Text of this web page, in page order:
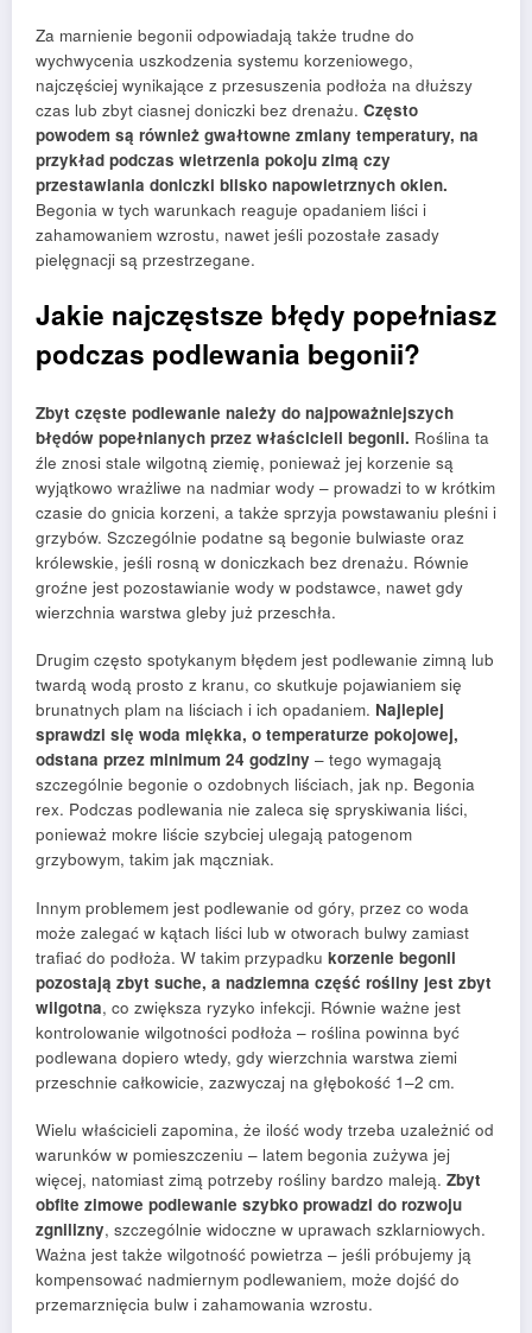
Za marnienie begonii odpowiadają także trudne do
wychwycenia uszkodzenia systemu korzeniowego,
najczęściej wynikające z przesuszenia podłoża na dłuższy
czas lub zbyt ciasnej doniczki bez drenażu. Często
powodem są również gwałtowne zmiany temperatury, na
przykład podczas wietrzenia pokoju zimą czy
przestawiania doniczki blisko napowietrznych okien.
Begonia w tych warunkach reaguje opadaniem liści i
zahamowaniem wzrostu, nawet jeśli pozostałe zasady
pielęgnacji są przestrzegane.
Jakie najczęstsze błędy popełniasz
podczas podlewania begonii?
Zbyt częste podlewanie należy do najpoważniejszych
błędów popełnianych przez właścicieli begonii. Roślina ta
źle znosi stale wilgotną ziemię, ponieważ jej korzenie są
wyjątkowo wrażliwe na nadmiar wody – prowadzi to w krótkim
czasie do gnicia korzeni, a także sprzyja powstawaniu pleśni i
grzybów. Szczególnie podatne są begonie bulwiaste oraz
królewskie, jeśli rosną w doniczkach bez drenażu. Równie
groźne jest pozostawianie wody w podstawce, nawet gdy
wierzchnia warstwa gleby już przeschła.
Drugim często spotykanym błędem jest podlewanie zimną lub
twardą wodą prosto z kranu, co skutkuje pojawianiem się
brunatnych plam na liściach i ich opadaniem. Najlepiej
sprawdzi się woda miękka, o temperaturze pokojowej,
odstana przez minimum 24 godziny – tego wymagają
szczególnie begonie o ozdobnych liściach, jak np. Begonia
rex. Podczas podlewania nie zaleca się spryskiwania liści,
ponieważ mokre liście szybciej ulegają patogenom
grzybowym, takim jak mączniak.
Innym problemem jest podlewanie od góry, przez co woda
może zalegać w kątach liści lub w otworach bulwy zamiast
trafiać do podłoża. W takim przypadku korzenie begonii
pozostają zbyt suche, a nadziemna część rośliny jest zbyt
wilgotna, co zwiększa ryzyko infekcji. Równie ważne jest
kontrolowanie wilgotności podłoża – roślina powinna być
podlewana dopiero wtedy, gdy wierzchnia warstwa ziemi
przeschnie całkowicie, zazwyczaj na głębokość 1–2 cm.
Wielu właścicieli zapomina, że ilość wody trzeba uzależnić od
warunków w pomieszczeniu – latem begonia zużywa jej
więcej, natomiast zimą potrzeby rośliny bardzo maleją. Zbyt
obfite zimowe podlewanie szybko prowadzi do rozwoju
zgnilizny, szczególnie widoczne w uprawach szklarniowych.
Ważna jest także wilgotność powietrza – jeśli próbujemy ją
kompensować nadmiernym podlewaniem, może dojść do
przemarznięcia bulw i zahamowania wzrostu.